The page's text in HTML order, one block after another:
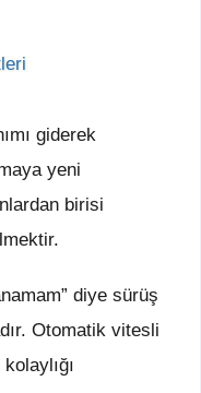
giderek
yeni
birisi
diye sürüş
Otomatik vitesli